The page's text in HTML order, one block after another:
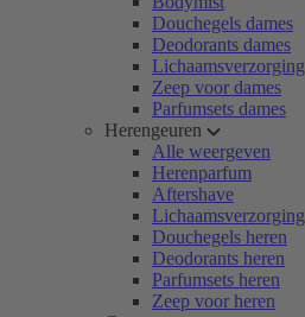
Douchegels dames
Deodorants dames
Lichaamsverzorging
Zeep voor dames
Parfumsets dames
Herengeuren
Alle weergeven
Herenparfum
Aftershave
Lichaamsverzorging
Douchegels heren
Deodorants heren
Parfumsets heren
Zeep voor heren